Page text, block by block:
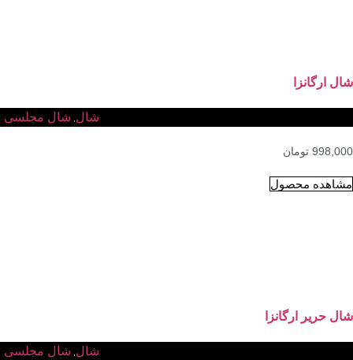
شال ارگانزا
شال شال مجلسی
998,000 تومان
مشاهده محصول
شال حریر ارگانزا
شال شال مجلسی